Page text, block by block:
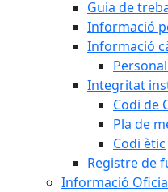
Guia de
Informació
Informació
Integritat
Codi de
Pla de
Codi ètic
Registre de
Informació